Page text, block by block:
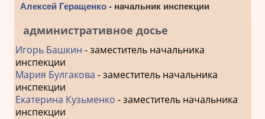
Алексей Геращенко- начальник инспекции
административное досье
Игорь Башкин - заместитель начальника
инспекции
Мария Булгакова - заместитель начальника
инспекции
Екатерина Кузьменко - заместитель начальника
инспекции